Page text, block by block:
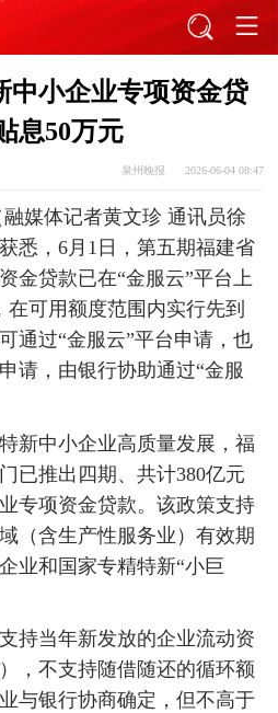
中小企业专项资金贷
息50万元
泉州晚报 2026-06-04 08:47
媒体记者黄文珍 通讯员徐
悉，6月1日，第五期福建省
金贷款已在“金服云”平台上
可用额度范围内实行先到
通过“金服云”平台申请，也
请，由银行协助通过“金服
新中小企业高质量发展，福
已推出四期、共计380亿元
专项资金贷款。该政策支持
（含生产性服务业）有效期
业和国家专精特新“小巨
持当年新发放的企业流动资
，不支持随借随还的循环额
与银行协商确定，但不高于